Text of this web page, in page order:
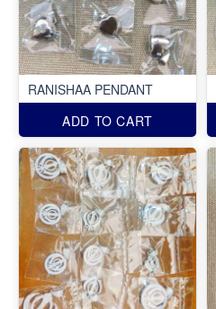
RANISHAA PENDANT
ADD TO CART